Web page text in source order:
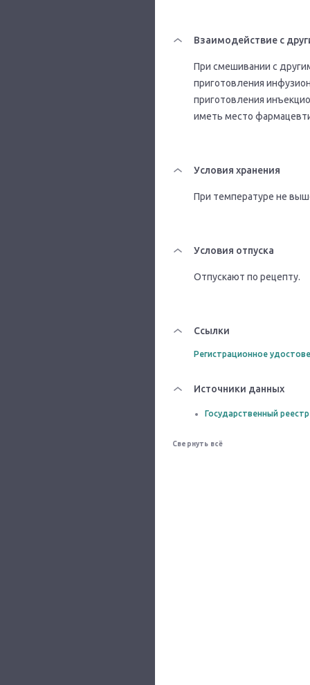
Взаимодействие с
При смешивании с
приготовления
приготовления
иметь место
Условия хранения
При температуре не
Условия отпуска
Отпускают по рецепту.
Ссылки
Регистрационное
Источники данных
Государственный
Свернуть всё